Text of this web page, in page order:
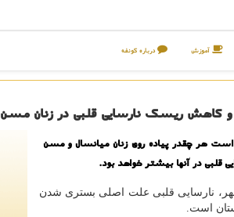
آموزش درباره كونفه
و كاهش ریسك نارسایی قلبی در زنان مسن
هر چقدر پیاده روی زنان میانسال و مسن
قلبی در آنها بیشتر خواهد بود.
نارسایی قلبی علت اصلی بستری شدن